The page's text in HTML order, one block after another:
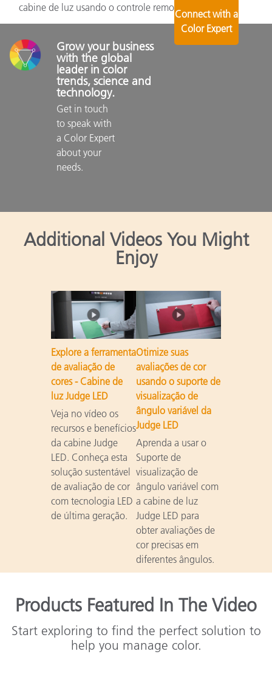
cabine de luz usando o controle remoto.
Grow your business
with the global
leader in color
trends, science and
technology.
Get in touch
to speak with
a Color Expert
about your
needs.
Connect with a
Color Expert
Additional Videos You Might
Enjoy
Explore a ferramenta
de avaliação de
cores - Cabine de
luz Judge LED
Veja no vídeo os
recursos e benefícios
da cabine Judge
LED. Conheça esta
solução sustentável
de avaliação de cor
com tecnologia LED
de última geração.
Otimize suas
avaliações de cor
usando o suporte de
visualização de
ângulo variável da
Judge LED
Aprenda a usar o
Suporte de
visualização de
ângulo variável com
a cabine de luz
Judge LED para
obter avaliações de
cor precisas em
diferentes ângulos.
Products Featured In The Video
Start exploring to find the perfect solution to
help you manage color.